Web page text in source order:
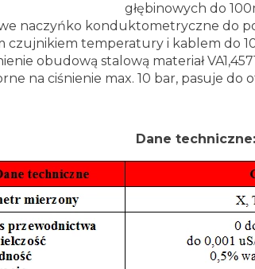
głębinowych do
naczyńko konduktometryczne do
czujnikiem temperatury i kablem do
obudową stalową materiał
na ciśnienie max. 10 bar, pasuje do
Dane techniczne: